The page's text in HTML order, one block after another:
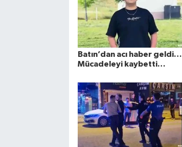
Batın’dan acı haber geldi…
Mücadeleyi kaybetti…